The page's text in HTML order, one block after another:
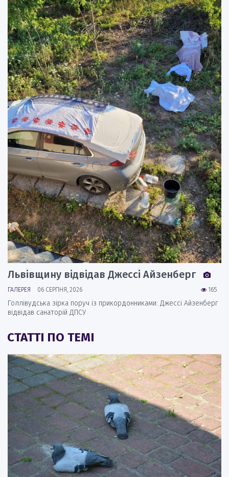
Львівщину відвідав Джессі Айзенберг
165
ГАЛЕРЕЯ 06 СЕРПНЯ, 2026
Голлівудська зірка поруч із прикордонниками: Джессі Айзенберг
відвідав санаторій ДПСУ
СТАТТІ ПО ТЕМІ